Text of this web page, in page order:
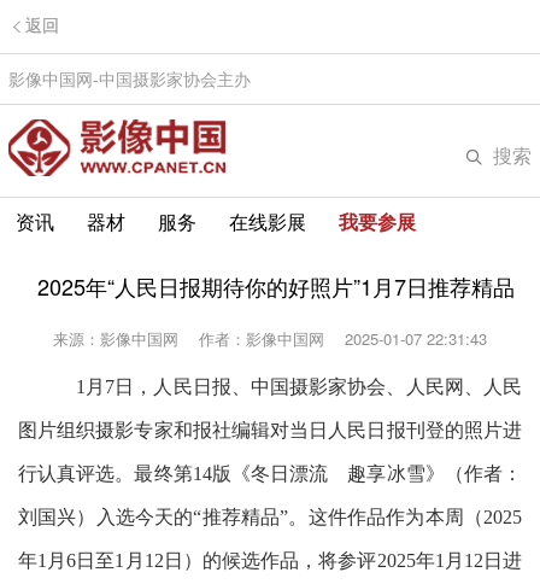
返回
影像中国网-中国摄影家协会主办
搜索
资讯 器材 服务 在线影展 我要参展
2025年“人民日报期待你的好照片”1月7日推荐精品
来源：影像中国网 作者：影像中国网 2025-01-07 22:31:43
1月7日，人民日报、中国摄影家协会、人民网、人民
图片组织摄影专家和报社编辑对当日人民日报刊登的照片进
行认真评选。最终第14版《冬日漂流 趣享冰雪》（作者：
刘国兴）入选今天的“推荐精品”。这件作品作为本周（2025
年1月6日至1月12日）的候选作品，将参评2025年1月12日进